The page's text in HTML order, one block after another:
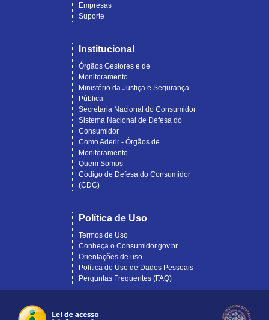
Empresas
Suporte
Institucional
Órgãos Gestores e de
Monitoramento
Ministério da Justiça e Segurança
Pública
Secretaria Nacional do Consumidor
Sistema Nacional de Defesa do
Consumidor
Como Aderir - Órgãos de
Monitoramento
Quem Somos
Código de Defesa do Consumidor
(CDC)
Política de Uso
Termos de Uso
Conheça o Consumidor.gov.br
Orientações de uso
Política de Uso de Dados Pessoais
Perguntas Frequentes (FAQ)